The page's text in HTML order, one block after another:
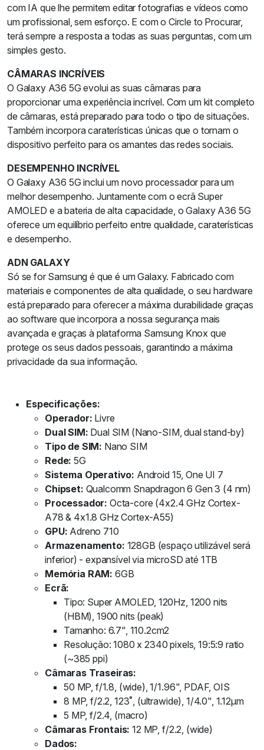
com IA que lhe permitem editar fotografias e vídeos como
um profissional, sem esforço. E com o Circle to Procurar,
terá sempre a resposta a todas as suas perguntas, com um
simples gesto.
CÂMARAS INCRÍVEIS
O Galaxy A36 5G evolui as suas câmaras para
proporcionar uma experiência incrível. Com um kit completo
de câmaras, está preparado para todo o tipo de situações.
Também incorpora caraterísticas únicas que o tornam o
dispositivo perfeito para os amantes das redes sociais.
DESEMPENHO INCRÍVEL
O Galaxy A36 5G inclui um novo processador para um
melhor desempenho. Juntamente com o ecrã Super
AMOLED e a bateria de alta capacidade, o Galaxy A36 5G
oferece um equilíbrio perfeito entre qualidade, caraterísticas
e desempenho.
ADN GALAXY
Só se for Samsung é que é um Galaxy. Fabricado com
materiais e componentes de alta qualidade, o seu hardware
está preparado para oferecer a máxima durabilidade graças
ao software que incorpora a nossa segurança mais
avançada e graças à plataforma Samsung Knox que
protege os seus dados pessoais, garantindo a máxima
privacidade da sua informação.
Especificações:
Operador: Livre
Dual SIM: Dual SIM (Nano-SIM, dual stand-by)
Tipo de SIM: Nano SIM
Rede: 5G
Sistema Operativo: Android 15, One UI 7
Chipset: Qualcomm Snapdragon 6 Gen 3 (4 nm)
Processador: Octa-core (4x2.4 GHz Cortex-
A78 & 4x1.8 GHz Cortex-A55)
GPU: Adreno 710
Armazenamento: 128GB (espaço utilizável será
inferior) - expansível via microSD até 1TB
Memória RAM: 6GB
Ecrã:
Tipo: Super AMOLED, 120Hz, 1200 nits
(HBM), 1900 nits (peak)
Tamanho: 6.7", 110.2cm2
Resolução: 1080 x 2340 pixels, 19:5:9 ratio
(~385 ppi)
Câmaras Traseiras:
50 MP, f/1.8, (wide), 1/1.96", PDAF, OIS
8 MP, f/2.2, 123˚, (ultrawide), 1/4.0", 1.12µm
5 MP, f/2.4, (macro)
Câmaras Frontais:12 MP, f/2.2, (wide)
Dados: